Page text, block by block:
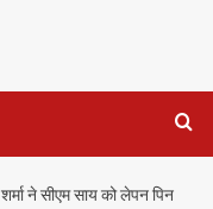
ने सीएम साय को लेपन पिन